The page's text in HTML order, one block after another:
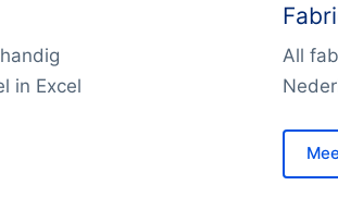
in Excel
All